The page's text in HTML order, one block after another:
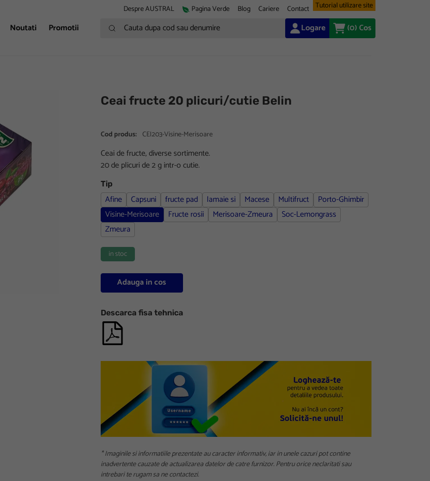
Despre AUSTRAL Pagina Verde Blog Cariere Contact Tutorial utilizare site
Noutati Promotii Cauta dupa cod sau denumire Logare (0)Cos
Ceai fructe 20 plicuri/cutie Belin
Cod produs: CEI203-Visine-Merisoare
Ceai de fructe, diverse sortimente.
20 de plicuri de 2 g intr-o cutie.
Tip
Afine Capsuni fructe pad lamaie si Macese Multifruct
Porto-Ghimbir
Visine-Merisoare
Fructe rosii Merisoare-Zmeura
Soc-Lemongrass
Zmeura
in stoc
Adauga in cos
Descarca fisa tehnica
* Imaginile si informatiile prezentate au caracter informativ, iar in unele cazuri pot contine
inadvertente cauzate de actualizarea datelor de catre furnizor. Pentru orice neclaritati sau
intrebari te rugam sa ne contactezi.